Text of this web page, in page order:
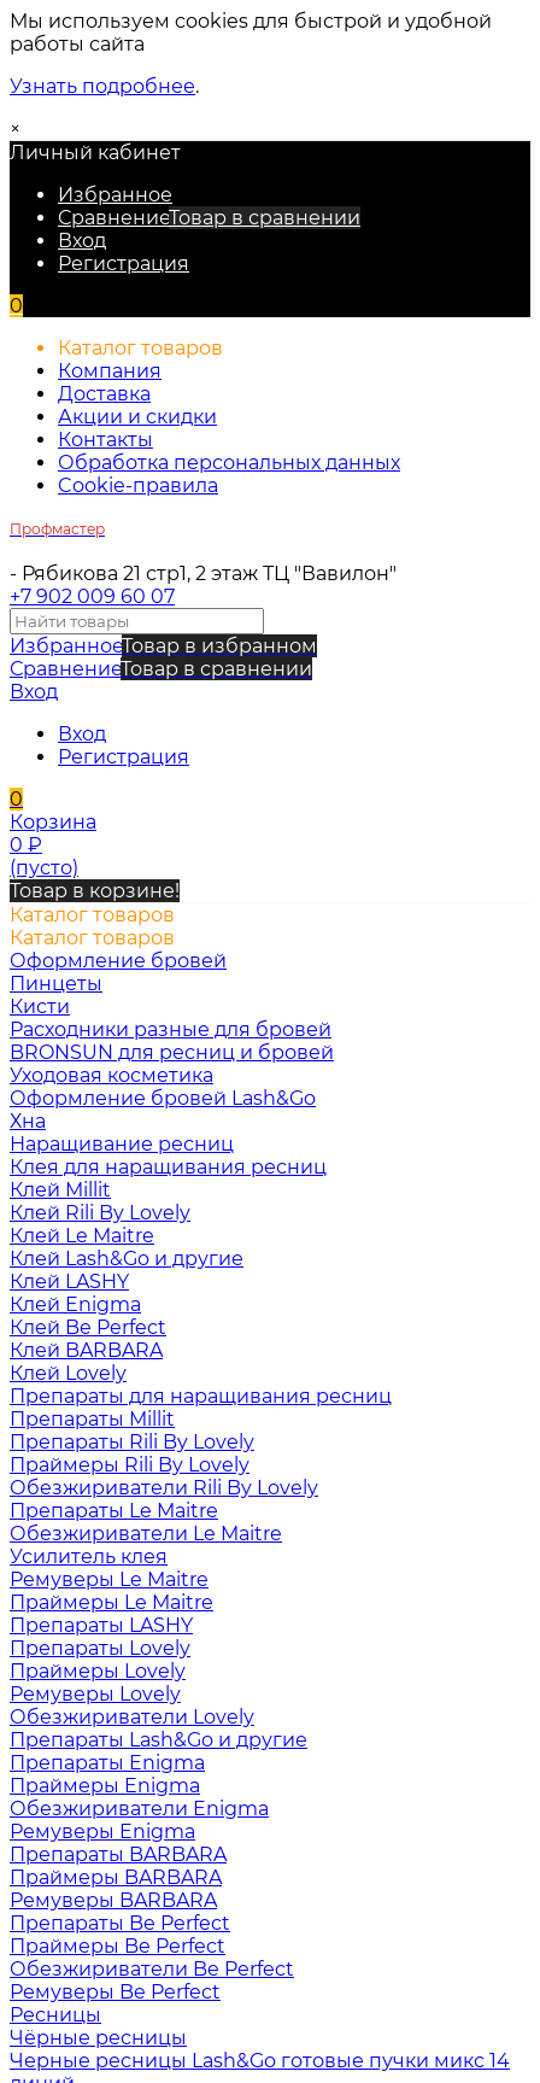
Мы используем cookies для быстрой и удобной
работы сайта
Узнать подробнее.
×
Личный кабинет
Избранное
СравнениеТовар в сравнении
Вход
Регистрация
0
Каталог товаров
Компания
Доставка
Акции и скидки
Контакты
Обработка персональных данных
Cookie-правила
Профмастер
- Рябикова 21 стр1, 2 этаж ТЦ "Вавилон"
+7 902 009 60 07
ИзбранноеТовар в избранном
СравнениеТовар в сравнении
Вход
Вход
Регистрация
0
Корзина
0 ₽
(пусто)
Товар в корзине!
Каталог товаров
Каталог товаров
Оформление бровей
Пинцеты
Кисти
Расходники разные для бровей
BRONSUN для ресниц и бровей
Уходовая косметика
Оформление бровей Lash&Go
Хна
Наращивание ресниц
Клея для наращивания ресниц
Клей Millit
Клей Rili By Lovely
Клей Le Maitre
Клей Lash&Go и другие
Клей LASHY
Клей Enigma
Клей Be Perfect
Клей BARBARA
Клей Lovely
Препараты для наращивания ресниц
Препараты Millit
Препараты Rili By Lovely
Праймеры Rili By Lovely
Обезжириватели Rili By Lovely
Препараты Le Maitre
Обезжириватели Le Maitre
Усилитель клея
Ремуверы Le Maitre
Праймеры Le Maitre
Препараты LASHY
Препараты Lovely
Праймеры Lovely
Ремуверы Lovely
Обезжириватели Lovely
Препараты Lash&Go и другие
Препараты Enigma
Праймеры Enigma
Обезжириватели Enigma
Ремуверы Enigma
Препараты BARBARA
Праймеры BARBARA
Ремуверы BARBARA
Препараты Be Perfect
Праймеры Be Perfect
Обезжириватели Be Perfect
Ремуверы Be Perfect
Ресницы
Чёрные ресницы
Черные ресницы Lash&Go готовые пучки микс 14